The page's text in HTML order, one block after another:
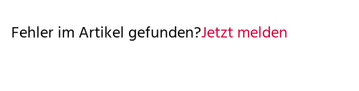
Fehler im Artikel gefunden?Jetzt melden